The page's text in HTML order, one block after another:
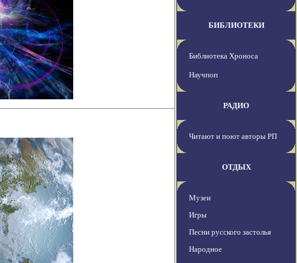
БИБЛИОТЕКИ
Библиотека Хроноса
Научпоп
РАДИО
Читают и поют авторы РП
ОТДЫХ
Музеи
Игры
Песни русского застолья
Народное